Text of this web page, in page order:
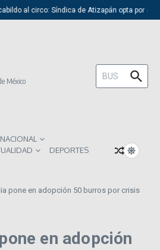
al circo: Síndica de Atizapán opta por el
México
Buscar:
NACIONAL
DEPORTES
pone en adopción 50 burros por crisis
en adopción